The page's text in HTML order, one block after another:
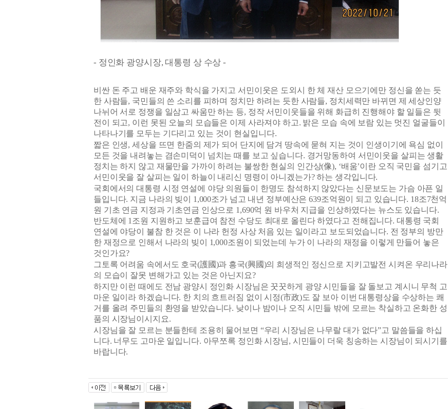
- 정인화 광양시장, 대통령 상 수상-
비싼 돈 주고 배운 재주와 학식을 가지고 서민이웃은 도외시 한 체 재산 모으기에만 정신을 쏟는 듯
한 사람들, 국민들의 쓴 소리를 피하며 정치만 하려는 듯한 사람들, 정치세력만 바뀌면 제 세상인양
나뉘어 서로 정쟁을 일삼고 싸움만 하는 등, 정작 서민이웃들을 위해 화급히 진행해야 할 일들은 뒷
전이 되고, 이런 못된 오늘의 모습들은 이제 사라져야 하고. 밝은 모습 속에 보람 있는 멋진 얼굴들이
나타나기를 모두는 기다리고 있는 것이 현실입니다.
짧은 인생,세상을 뜨면 한줌의 제가 되어 단지에 담겨 땅속에 묻혀 지는 것이 인생이기에 욕심 없이
모든 것을 내려놓는 겸손미덕이 넘치는 때를 보고 싶습니다. 경거망동하여 서민이웃을 살피는 생활
정치는 하지 않고 재물만을 가까이 하려는 불쌍한 현실의 인간상(像), ‘배움’이란 오직 국민을 섬기고
서민이웃을 잘 살피는 일이 하늘이 내리신 명령이 아니겠는가?하는 생각입니다.
국회에서의 대통령 시정 연설에 야당 의원들이 한명도 참석하지 않았다는 신문보도는 가슴 아픈 일
들입니다. 지금 나라의 빚이 1,000조가 넘고 내년 정부예산은639조억원이 되고 있습니다. 18조7천억
원 기초 연금 지정과 기초연금 인상으로 1,690억 원 바우처 지급을 인상하였다는 뉴스도 있습니다.
반도체에 1 조원 지원하고 보훈급여 참전 수당도 최대로 올린다 하였다고 전해집니다. 대통령 국회
연설에 야당이 불참 한 것은 이 나라 헌정 사상 처음 있는 일이라고 보도되었습니다. 전 정부의 방만
한 재정으로 인해서 나라의 빚이 1,000조원이 되었는데 누가 이 나라의 재정을 이렇게 만들어 놓은
것인가요?
그토록 어려움 속에서도 호국(護國)과 흥국(興國)의 희생적인 정신으로 지키고발전 시켜온 우리나라
의 모습이 잘못 변해가고 있는 것은 아닌지요?
하지만 이런 때에도 전남 광양시 정인화 시장님은 꿋꿋하게 광양 시민들을 잘 돌보고 계시니 무척 고
마운 일이라 하겠습니다. 한 치의 흐트러짐 없이 시정(市政)도 잘 보아 이번 대통령상을 수상하는 쾌
거를 올려 주민들의 환영을 받았습니다. 낮이나 밤이나 오직 시민들 밖에 모르는 착실하고 온화한 성
품의 시장님이시지요.
시장님을 잘 모르는 분들한테 조용히 물어보면 “우리 시장님은 나무랄 대가 없다”고 말씀들을 하십
니다. 너무도 고마운 일입니다. 아무쪼록 정인화 시장님, 시민들이 더욱 칭송하는 시장님이 되시기를
바랍니다.